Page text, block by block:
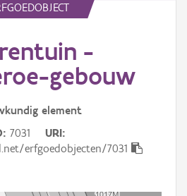
-
gebouw
element
7031
URI
erfgoedobjecten/7031